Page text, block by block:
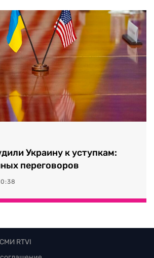
Украину к уступкам:
переговоров
RTVI